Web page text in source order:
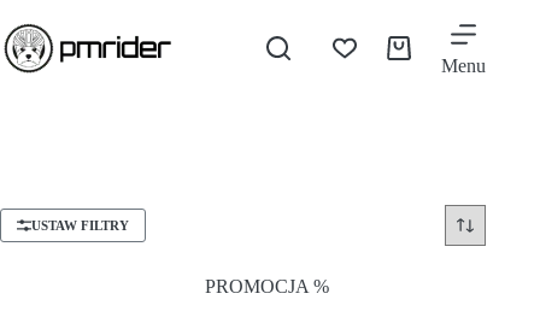
Menu
USTAW FILTRY
PROMOCJA %